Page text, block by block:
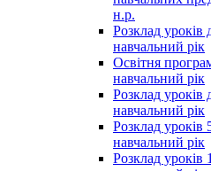
н.р.
Розклад уроків
навчальний рік
Освітня
навчальний рік
Розклад уроків
навчальний рік
Розклад уроків
навчальний рік
Розклад уроків